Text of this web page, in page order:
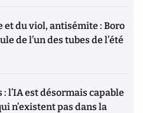
du viol, antisémite : Boro
de l’un des tubes de l’été
l’IA est désormais capable
n’existent pas dans la